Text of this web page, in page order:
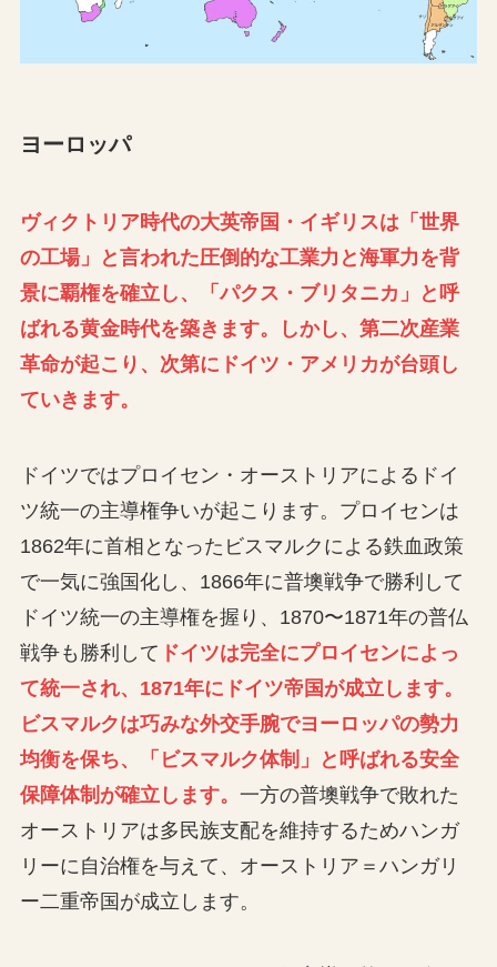
ヨーロッパ
ヴィクトリア時代の大英帝国・イギリスは「世界
の工場」と言われた圧倒的な工業力と海軍力を背
景に覇権を確立し、「パクス・ブリタニカ」と呼
ばれる黄金時代を築きます。しかし、第二次産業
革命が起こり、次第にドイツ・アメリカが台頭し
ていきます。
ドイツではプロイセン・オーストリアによるドイ
ツ統一の主導権争いが起こります。プロイセンは
1862年に首相となったビスマルクによる鉄血政策
で一気に強国化し、1866年に普墺戦争で勝利して
ドイツ統一の主導権を握り、1870〜1871年の普仏
戦争も勝利して ドイツは完全にプロイセンによっ
て統一され、1871年にドイツ帝国が成立します。
ビスマルクは巧みな外交手腕でヨーロッパの勢力
均衡を保ち、「ビスマルク体制」と呼ばれる安全
保障体制が確立します。 一方の普墺戦争で敗れた
オーストリアは多民族支配を維持するためハンガ
リーに自治権を与えて、オーストリア＝ハンガリ
ー二重帝国が成立します。